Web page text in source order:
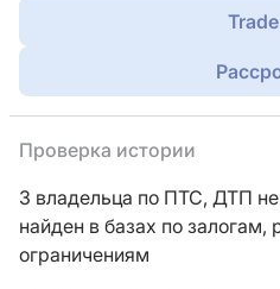
Проверка истории
3 владельца по ПТС, ДТП не
найден в базах по залогам,
ограничениям